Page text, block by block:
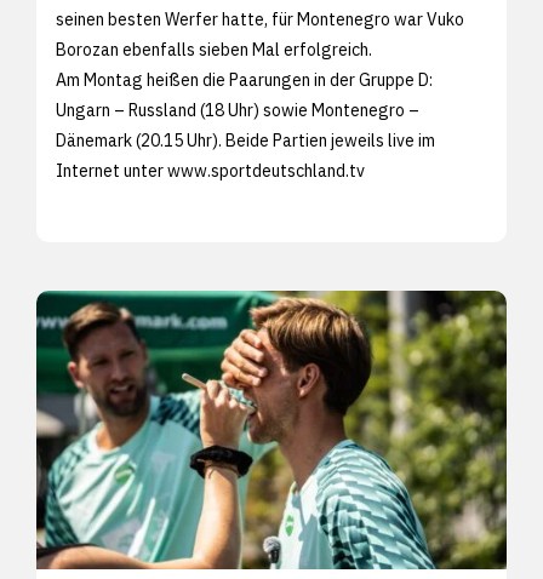
seinen besten Werfer hatte, für Montenegro war Vuko
Borozan ebenfalls sieben Mal erfolgreich.
Am Montag heißen die Paarungen in der Gruppe D:
Ungarn – Russland (18 Uhr) sowie Montenegro –
Dänemark (20.15 Uhr). Beide Partien jeweils live im
Internet unterwww.sportdeutschland.tv